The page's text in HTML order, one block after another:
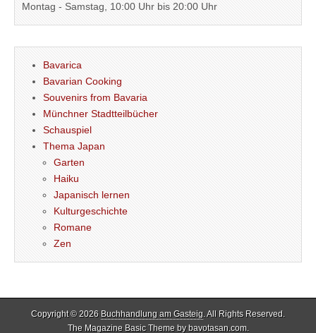
Montag - Samstag, 10:00 Uhr bis 20:00 Uhr
Bavarica
Bavarian Cooking
Souvenirs from Bavaria
Münchner Stadtteilbücher
Schauspiel
Thema Japan
Garten
Haiku
Japanisch lernen
Kulturgeschichte
Romane
Zen
Copyright © 2026 Buchhandlung am Gasteig. All Rights Reserved.
The Magazine Basic Theme bybavotasan.com.